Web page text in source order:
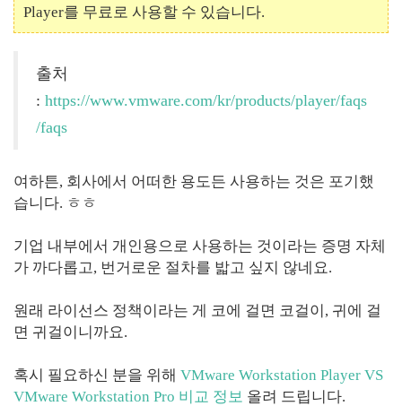
Player를 무료로 사용할 수 있습니다.
출처
: https://www.vmware.com/kr/products/player/faqs
/faqs
여하튼, 회사에서 어떠한 용도든 사용하는 것은 포기했
습니다. ㅎㅎ
기업 내부에서 개인용으로 사용하는 것이라는 증명 자체
가 까다롭고, 번거로운 절차를 밟고 싶지 않네요.
원래 라이선스 정책이라는 게 코에 걸면 코걸이, 귀에 걸
면 귀걸이니까요.
혹시 필요하신 분을 위해 VMware Workstation Player VS
VMware Workstation Pro 비교 정보 올려 드립니다.